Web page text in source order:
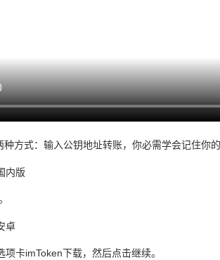
种方式：输入公钥地址转账，你必需学会​​记住你
项卡imToken下载，然后点击继续。